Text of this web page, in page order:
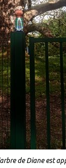
de Diane est